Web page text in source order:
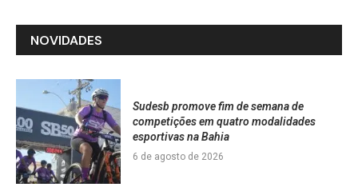
NOVIDADES
Sudesb promove fim de semana de
competições em quatro modalidades
esportivas na Bahia
6 de agosto de 2026